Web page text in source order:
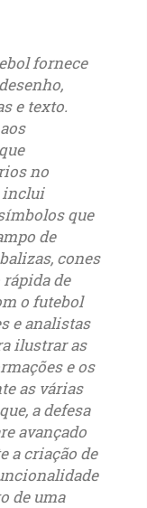
fornece
e texto.
no
inclui
que
de
cones
de
o futebol
e analistas
ilustrar as
e os
as várias
a defesa
avançado
a criação de
de uma